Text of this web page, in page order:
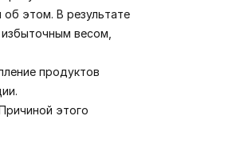
этом. В результате
весом,
продуктов
этого